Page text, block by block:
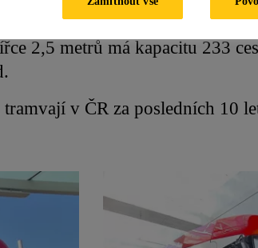
nízkopodlažní
2,5 metrů má kapacitu 233
v ČR za posledních 10